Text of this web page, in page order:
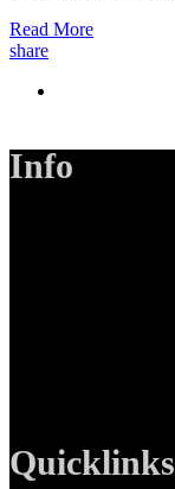
Read More
share
Info
Quicklinks